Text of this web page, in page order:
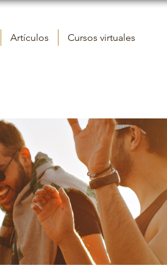
Artículos Cursos virtuales